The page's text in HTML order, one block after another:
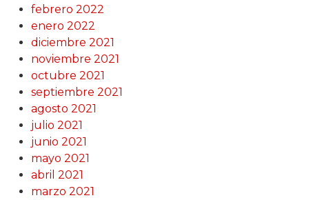
febrero 2022
enero 2022
diciembre 2021
noviembre 2021
octubre 2021
septiembre 2021
agosto 2021
julio 2021
junio 2021
mayo 2021
abril 2021
marzo 2021